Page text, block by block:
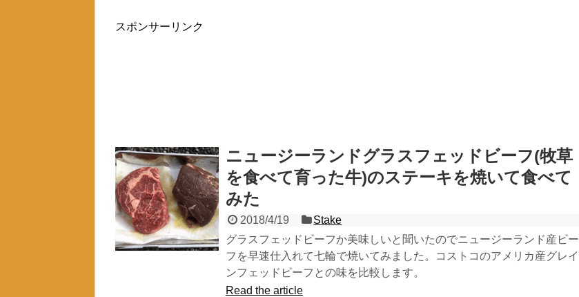
スポンサーリンク
ニュージーランドグラスフェッドビーフ(牧草
を食べて育った牛)のステーキを焼いて食べて
みた
2018/4/19
Stake
グラスフェッドビーフか美味しいと聞いたのでニュージーランド産ビー
フを早速仕入れて七輪で焼いてみました。コストコのアメリカ産グレイ
ンフェッドビーフとの味を比較します。
Read the article